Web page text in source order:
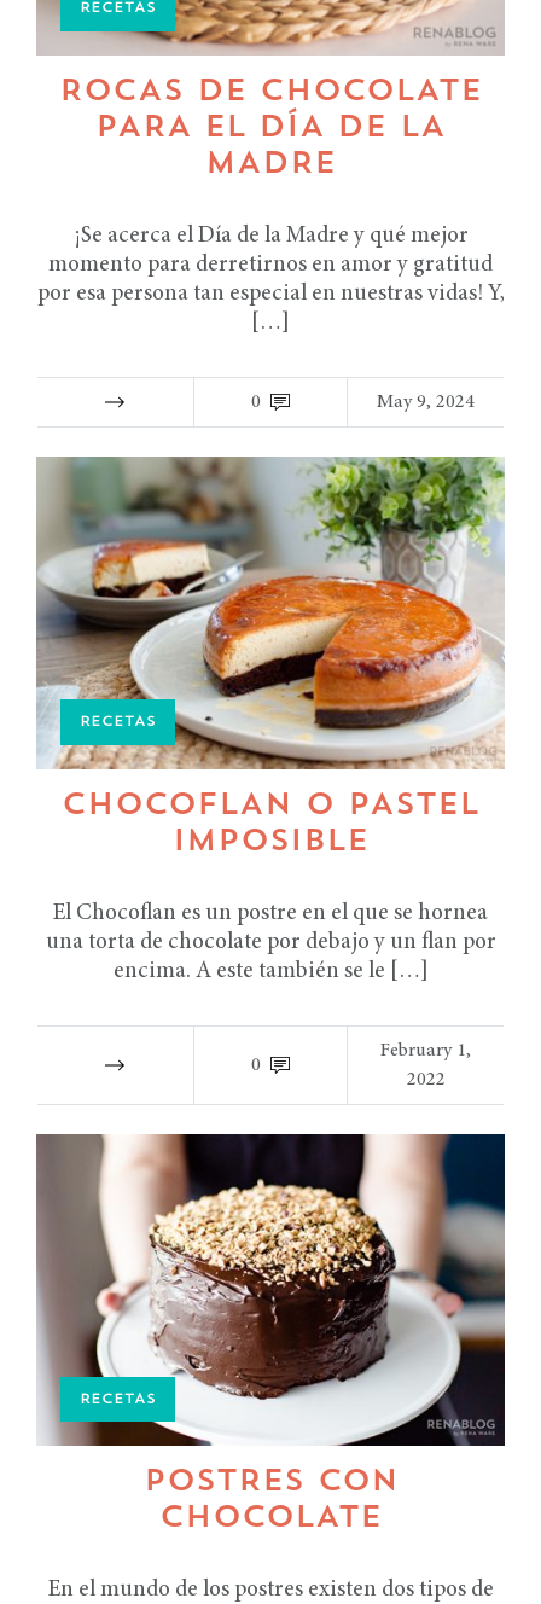
RECETAS
ROCAS DE CHOCOLATE
PARA EL DÍA DE LA
MADRE
¡Se acerca el Día de la Madre y qué mejor
momento para derretirnos en amor y gratitud
por esa persona tan especial en nuestras vidas! Y,
[…]
0 May 9, 2024
RECETAS
CHOCOFLAN O PASTEL
IMPOSIBLE
El Chocoflan es un postre en el que se hornea
una torta de chocolate por debajo y un flan por
encima. A este también se le […]
0
February 1,
2022
RECETAS
POSTRES CON
CHOCOLATE
En el mundo de los postres existen dos tipos de